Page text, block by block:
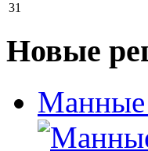
31
Новые
Манные